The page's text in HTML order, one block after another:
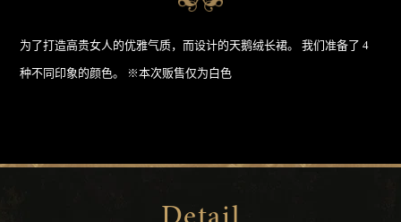
为了打造高贵女人的优雅气质，而设计的天鹅绒长裙。 我们准备了 4
种不同印象的颜色。 ※本次贩售仅为白色